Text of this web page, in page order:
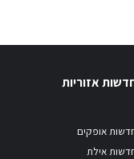
אזוריות
אופקים
אילת